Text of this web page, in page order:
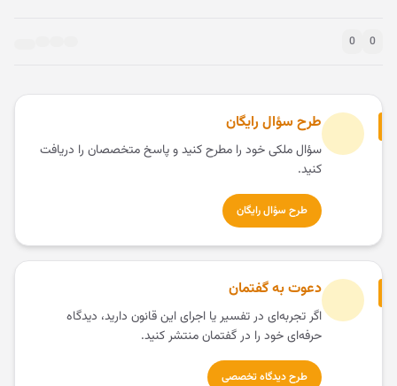
0
0
طرح سؤال رایگان
سؤال ملکی خود را مطرح کنید و پاسخ متخصصان را دریافت
کنید.
طرح سؤال رایگان
دعوت به گفتمان
اگر تجربه‌ای در تفسیر یا اجرای این قانون دارید، دیدگاه
حرفه‌ای خود را در گفتمان منتشر کنید.
طرح دیدگاه تخصصی